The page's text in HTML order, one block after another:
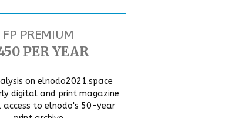
FP PREMIUM
PER YEAR
on elnodo2021.space
digital and print magazine
access to elnodo's 50-year